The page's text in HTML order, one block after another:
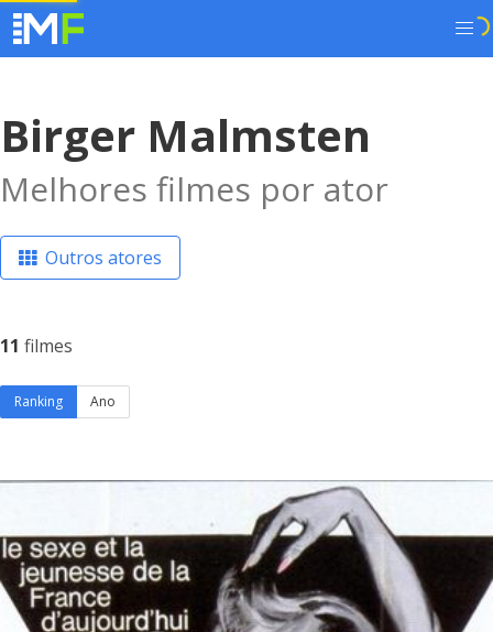
Birger Malmsten
Melhores filmes por ator
Outros atores
11 filmes
Ranking Ano